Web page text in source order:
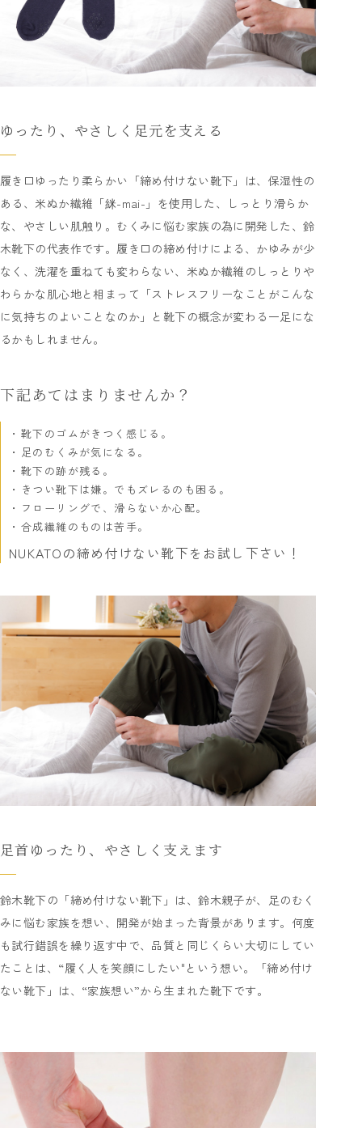
ゆったり、やさしく足元を支える
履き口ゆったり柔らかい「締め付けない靴下」は、保湿性の
ある、米ぬか繊維「䋛-mai-」を使用した、しっとり滑らか
な、やさしい肌触り。むくみに悩む家族の為に開発した、鈴
木靴下の代表作です。履き口の締め付けによる、かゆみが少
なく、洗濯を重ねても変わらない、米ぬか繊維のしっとりや
わらかな肌心地と相まって「ストレスフリーなことがこんな
に気持ちのよいことなのか」と靴下の概念が変わる一足にな
るかもしれません。
下記あてはまりませんか？
靴下のゴムがきつく感じる。
足のむくみが気になる。
靴下の跡が残る。
きつい靴下は嫌。でもズレるのも困る。
フローリングで、滑らないか心配。
合成繊維のものは苦手。
NUKATOの締め付けない靴下をお試し下さい！
足首ゆったり、やさしく支えます
鈴木靴下の「締め付けない靴下」は、鈴木親子が、足のむく
みに悩む家族を想い、開発が始まった背景があります。何度
も試行錯誤を繰り返す中で、品質と同じくらい大切にしてい
たことは、“履く人を笑顔にしたい"という想い。「締め付け
ない靴下」は、“家族想い”から生まれた靴下です。